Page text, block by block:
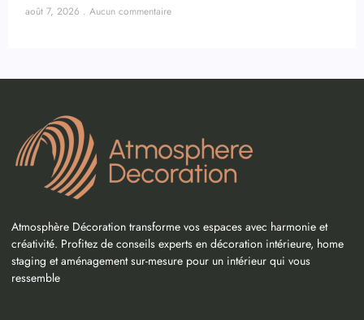
août 7, 2026 Aucun commentaire
Atmosphère Décoration transforme vos espaces avec harmonie et
créativité. Profitez de conseils experts en décoration intérieure, home
staging et aménagement sur-mesure pour un intérieur qui vous
ressemble